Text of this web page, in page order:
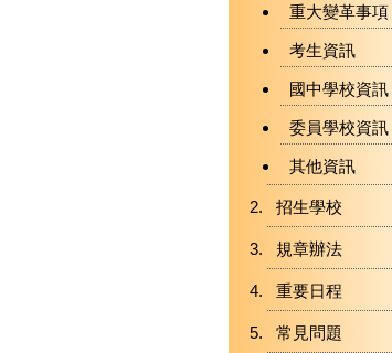
重大變革事項
考生資訊
國中學校資訊
委員學校資訊
其他資訊
招生學校
規章辦法
重要日程
常見問題